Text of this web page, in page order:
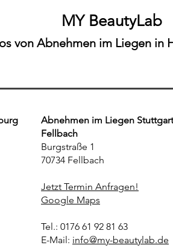
MY BeautyLab
von Abnehmen im Liegen in
Abnehmen im Liegen Stuttgart
Fellbach
Burgstraße 1
70734 Fellbach
Jetzt Termin Anfragen!
Google Maps
Tel.: 0176 61 92 81 63
E-Mail: info@my-beautylab.de